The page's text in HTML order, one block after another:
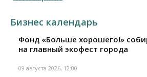
Бизнес календарь
Фонд «Больше хорошего!»
на главный экофест города
09 августа 2026, 12:00